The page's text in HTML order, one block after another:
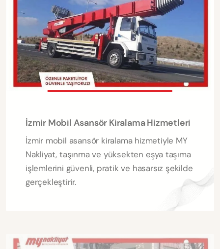
İzmir Mobil Asansör Kiralama Hizmetleri
İzmir mobil asansör kiralama hizmetiyle MY
Nakliyat, taşınma ve yüksekten eşya taşıma
işlemlerini güvenli, pratik ve hasarsız şekilde
gerçekleştirir.